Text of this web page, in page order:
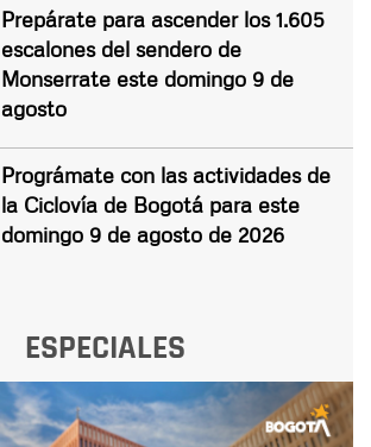
Prepárate para ascender los 1.605
escalones del sendero de
Monserrate este domingo 9 de
agosto
Prográmate con las actividades de
la Ciclovía de Bogotá para este
domingo 9 de agosto de 2026
ESPECIALES